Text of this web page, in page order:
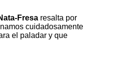
Fresa resalta por
cuidadosamente
el paladar y que